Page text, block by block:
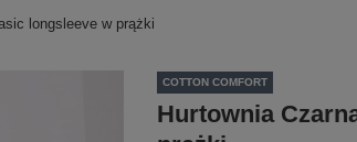
longsleeve w prążki
COTTON COMFORT
Hurtownia